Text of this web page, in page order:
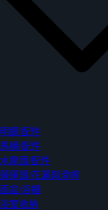
明鏡/配件
馬桶/配件
水龍頭/配件
蓮蓬頭/花灑與滑桿
面盆/浴櫃
浴室收納